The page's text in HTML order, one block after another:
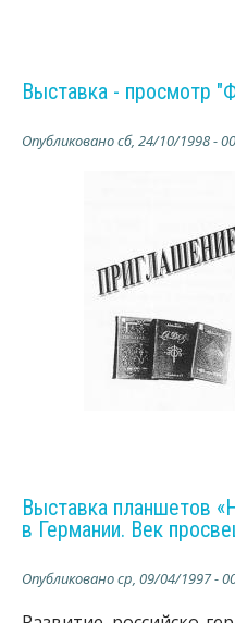
Выставка - просмотр
Опубликованосб, 24/10/1998 -
Выставка планшетов
в Германии. Век
Опубликованоср, 09/04/1997 -